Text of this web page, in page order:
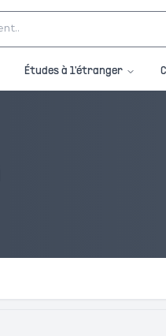
Études à l'étranger